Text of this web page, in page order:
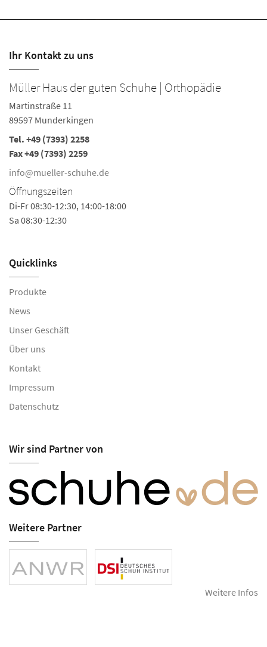
Ihr Kontakt zu uns
Müller Haus der guten Schuhe | Orthopädie
Martinstraße 11
89597 Munderkingen
Tel. +49 (7393) 2258
Fax +49 (7393) 2259
info@mueller-schuhe.de
Öffnungszeiten
Di-Fr 08:30-12:30, 14:00-18:00
Sa 08:30-12:30
Quicklinks
Produkte
News
Unser Geschäft
Über uns
Kontakt
Impressum
Datenschutz
Wir sind Partner von
Weitere Partner
Weitere Infos